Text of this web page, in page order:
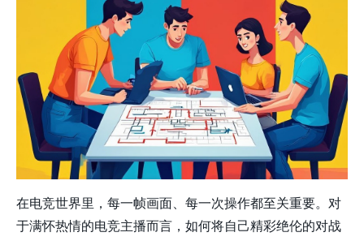
在电竞世界里，每一帧画面、每一次操作都至关重要。对
于满怀热情的电竞主播而言，如何将自己精彩绝伦的对战